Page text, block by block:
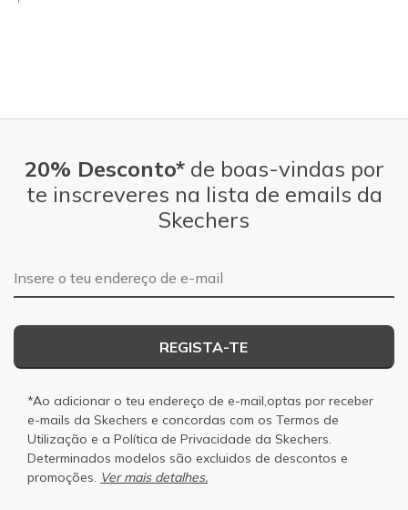
20% Desconto*de boas-vindas por
te inscreveres na lista de emails da
Skechers
Endereço de e-mail
REGISTA-TE
*Ao adicionar o teu endereço de e-mail,optas por receber
e-mails da Skechers e concordas com os Termos de
Utilização e a Política de Privacidade da Skechers.
Determinados modelos são excluidos de descontos e
promoções. Ver mais detalhes.